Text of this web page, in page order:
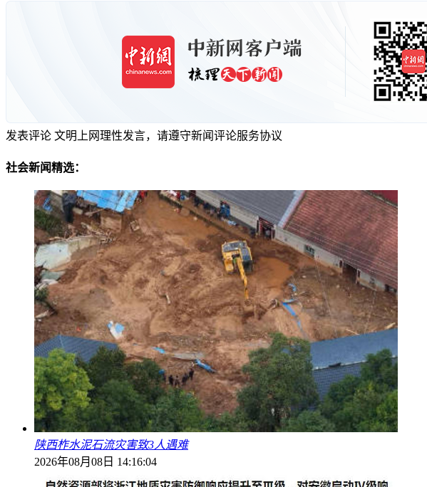
发表评论 文明上网理性发言，请遵守新闻评论服务协议
社会新闻精选：
陕西柞水泥石流灾害致3人遇难
2026年08月08日 14:16:04